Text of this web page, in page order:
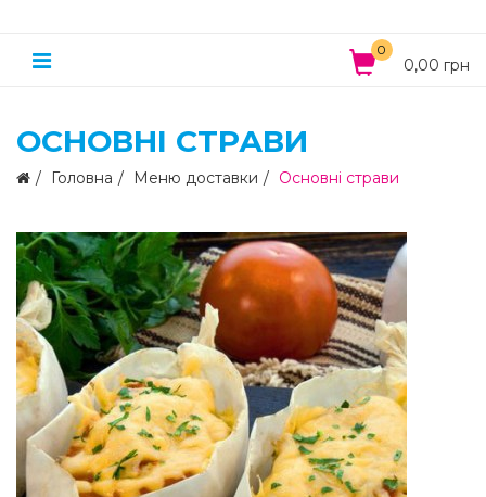
0
0,00 грн
ОСНОВНІ СТРАВИ
Головна Меню доставки Основні страви